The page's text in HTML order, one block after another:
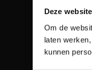
Deze
Om de
laten
kunnen